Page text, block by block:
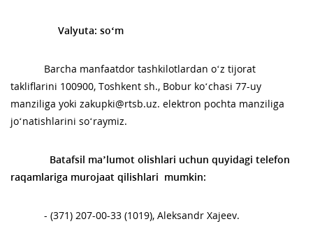
: so‘m
Barcha manfaatdor tashkilotlardan o‘z tijorat
takliflarini 100900, Toshkent sh., Bobur ko‘chasi 77-uy
manziliga yoki zakupki@rtsb.uz. elektron pochta manziliga
jo‘natishlarini so‘raymiz.
Batafsil maʼlumot olishlari uchun quyidagi telefon
raqamlariga murojaat qilishlari mumkin:
- (371) 207-00-33 (1019), Aleksandr Xajeev.